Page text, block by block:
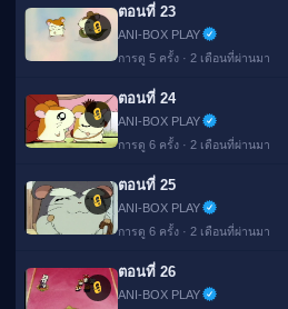
🔒
ตอนที่ 23
ANI-BOX PLAY
การดู 5 ครั้ง · 2 เดือนที่ผ่านมา
🔒
ตอนที่ 24
ANI-BOX PLAY
การดู 6 ครั้ง · 2 เดือนที่ผ่านมา
🔒
ตอนที่ 25
ANI-BOX PLAY
การดู 6 ครั้ง · 2 เดือนที่ผ่านมา
🔒
ตอนที่ 26
ANI-BOX PLAY